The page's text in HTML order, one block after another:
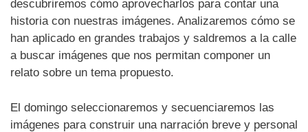
descubriremos cómo aprovecharlos para contar una
historia con nuestras imágenes. Analizaremos cómo se
han aplicado en grandes trabajos y saldremos a la calle
a buscar imágenes que nos permitan componer un
relato sobre un tema propuesto.
El domingo seleccionaremos y secuenciaremos las
imágenes para construir una narración breve y personal